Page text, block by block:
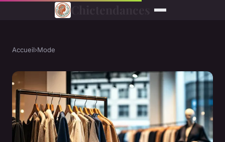
Accueil›Mode